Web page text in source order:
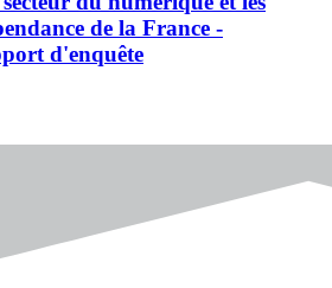
de la France -
d'enquête